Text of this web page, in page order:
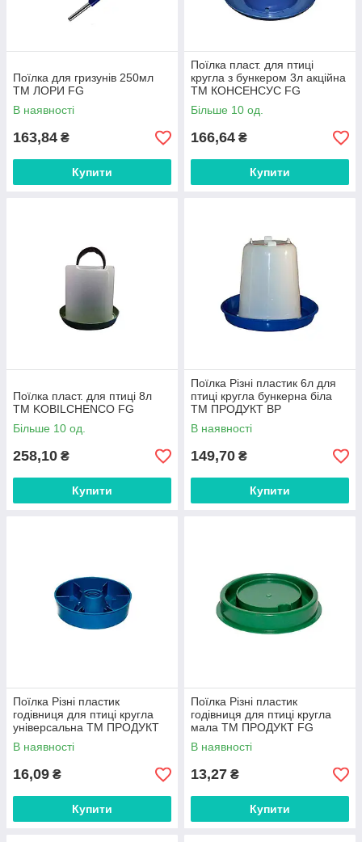
Поїлка для гризунів 250мл
ТМ ЛОРИ FG
В наявності
163,84 ₴
Купити
Поїлка пласт. для птиці
кругла з бункером 3л акційна
ТМ КОНСЕНСУС FG
Більше 10 од.
166,64 ₴
Купити
Поїлка пласт. для птицi 8л
ТМ KOBILCHENCO FG
Більше 10 од.
258,10 ₴
Купити
Поїлка Різні пластик 6л для
птиці кругла бункерна біла
ТМ ПРОДУКТ BP
В наявності
149,70 ₴
Купити
Поїлка Різні пластик
годівниця для птиці кругла
універсальна ТМ ПРОДУКТ
FG
В наявності
16,09 ₴
Купити
Поїлка Різні пластик
годівниця для птиці кругла
мала ТМ ПРОДУКТ FG
В наявності
13,27 ₴
Купити